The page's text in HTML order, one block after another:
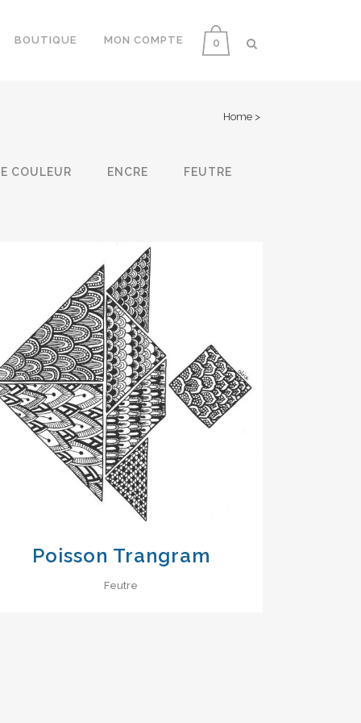
0
BOUTIQUE MON COMPTE
Home >
COULEUR ENCRE FEUTRE
VIEW
Poisson Trangram
Feutre